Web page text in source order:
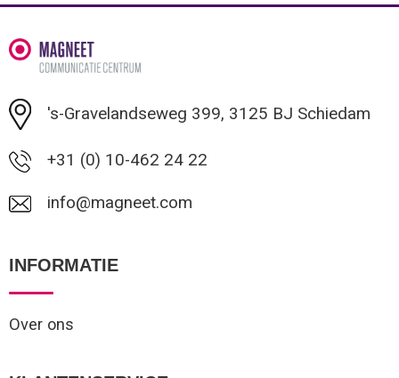
Minimale afname: 1
's-Gravelandseweg 399, 3125 BJ Schiedam
+31 (0) 10-462 24 22
info@magneet.com
INFORMATIE
Over ons